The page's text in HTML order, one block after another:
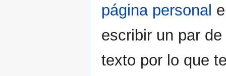
página personal
escribir un par
texto por lo que